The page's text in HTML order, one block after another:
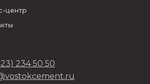
центр
234 50 50